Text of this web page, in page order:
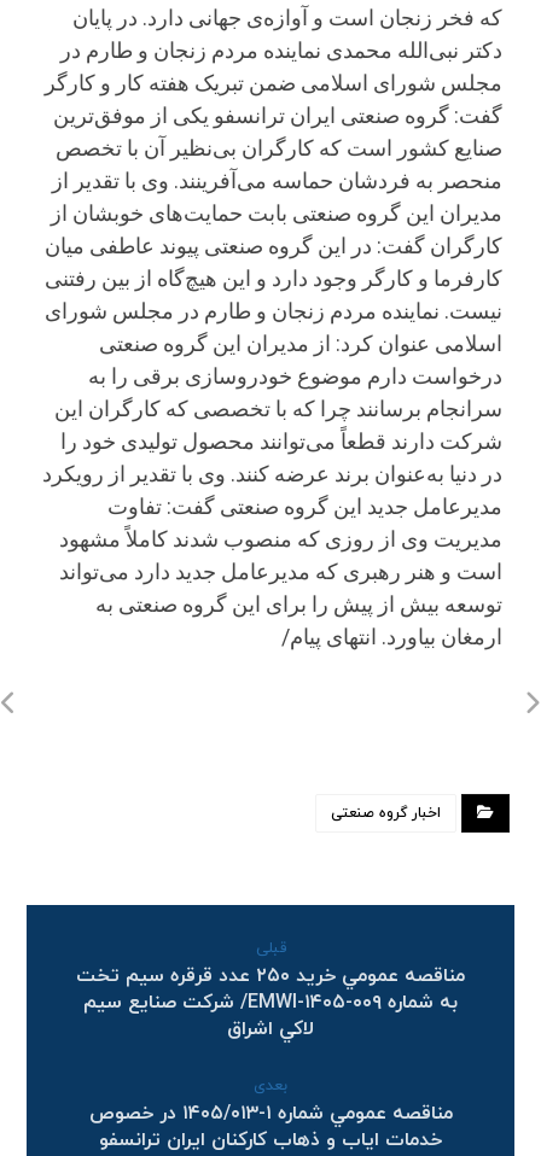
که فخر زنجان است و آوازه‌ی جهانی دارد. در پایان
دکتر نبی‌الله محمدی نماینده مردم زنجان و طارم در
مجلس شورای اسلامی ضمن تبریک هفته کار و کارگر
گفت: گروه صنعتی ایران ترانسفو یکی از موفق‌ترین
صنایع کشور است که کارگران بی‌نظیر آن با تخصص
منحصر به فردشان حماسه می‌آفرینند. وی با تقدیر از
مدیران این گروه صنعتی بابت حمایت‌های خوبشان از
کارگران گفت: در این گروه صنعتی پیوند عاطفی میان
کارفرما و کارگر وجود دارد و این هیچ‌گاه از بین رفتنی
نیست. نماینده مردم زنجان و طارم در مجلس شورای
اسلامی عنوان کرد: از مدیران این گروه صنعتی
درخواست دارم موضوع خودروسازی برقی را به
سرانجام برسانند چرا که با تخصصی که کارگران این
شرکت دارند قطعاً می‌توانند محصول تولیدی خود را
در دنیا به‌عنوان برند عرضه کنند. وی با تقدیر از رویکرد
مدیرعامل جدید این گروه صنعتی گفت: تفاوت
مدیریت وی از روزی که منصوب شدند کاملاً مشهود
است و هنر رهبری که مدیرعامل جدید دارد می‌تواند
توسعه بیش از پیش را برای این گروه صنعتی به
ارمغان بیاورد. انتهای پیام/
اخبار گروه صنعتی
قبلی
مناقصه عمومي خريد ۲۵۰ عدد قرقره سيم تخت
به شماره EMWI-۱۴۰۵-۰۰۹/ شركت صنايع سيم
لاكي اشراق
بعدی
مناقصه عمومي شماره ۱-۱۴۰۵/۰۱۳ در خصوص
خدمات ایاب و ذهاب کارکنان ایران ترانسفو